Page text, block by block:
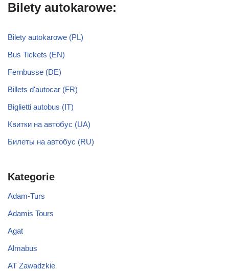
Bilety autokarowe:
Bilety autokarowe (PL)
Bus Tickets (EN)
Fernbusse (DE)
Billets d'autocar (FR)
Biglietti autobus (IT)
Квитки на автобус (UA)
Билеты на автобус (RU)
Kategorie
Adam-Turs
Adamis Tours
Agat
Almabus
AT Zawadzkie